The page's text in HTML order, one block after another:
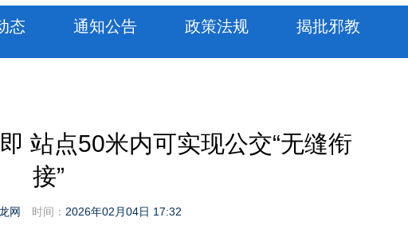
态 通知公告 政策法规 揭批邪教
站点50米内可实现公交“无缝衔
接”
网 时间： 2026年02月04日 17:32